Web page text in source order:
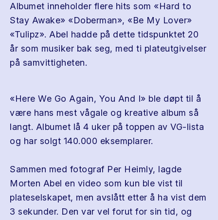
Albumet inneholder flere hits som «Hard to
Stay Awake» «Doberman», «Be My Lover»
«Tulipz». Abel hadde på dette tidspunktet 20
år som musiker bak seg, med ti plateutgivelser
på samvittigheten.
«Here We Go Again, You And I» ble døpt til å
være hans mest vågale og kreative album så
langt. Albumet lå 4 uker på toppen av VG-lista
og har solgt 140.000 eksemplarer.
Sammen med fotograf Per Heimly, lagde
Morten Abel en video som kun ble vist til
plateselskapet, men avslått etter å ha vist dem
3 sekunder. Den var vel forut for sin tid, og